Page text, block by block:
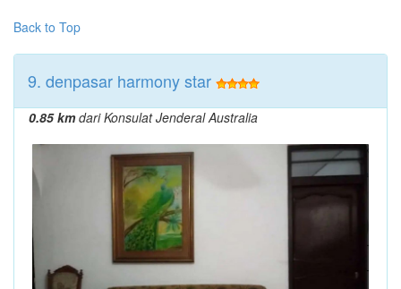
Back to Top
9. denpasar harmony star
0.85 kmdari Konsulat Jenderal Australia